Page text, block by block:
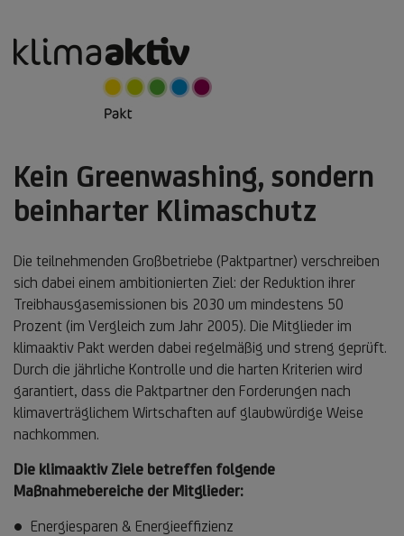
Kein Greenwashing, sondern
beinharter Klimaschutz
Die teilnehmenden Großbetriebe (Paktpartner) verschreiben
sich dabei einem ambitionierten Ziel: der Reduktion ihrer
Treibhausgasemissionen bis 2030 um mindestens 50
Prozent (im Vergleich zum Jahr 2005). Die Mitglieder im
klimaaktiv Pakt werden dabei regelmäßig und streng geprüft.
Durch die jährliche Kontrolle und die harten Kriterien wird
garantiert, dass die Paktpartner den Forderungen nach
klimaverträglichem Wirtschaften auf glaubwürdige Weise
nachkommen.
Die klimaaktiv Ziele betreffen folgende
Maßnahmebereiche der Mitglieder:
Energiesparen & Energieeffizienz